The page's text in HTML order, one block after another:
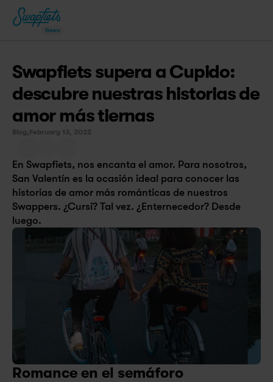
News
Swapfiets supera a Cupido:
descubre nuestras historias de
amor más tiernas
Blog, February 13, 2022
En Swapfiets, nos encanta el amor. Para nosotros,
San Valentín es la ocasión ideal para conocer las
historias de amor más románticas de nuestros
Swappers. ¿Cursi? Tal vez. ¿Enternecedor? Desde
luego.
Romance en el semáforo